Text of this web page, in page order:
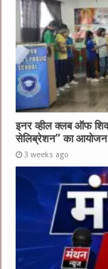
इनर व्हील क्लब ऑफ
सेलिब्रेशन” का आयोजन
3 weeks ago